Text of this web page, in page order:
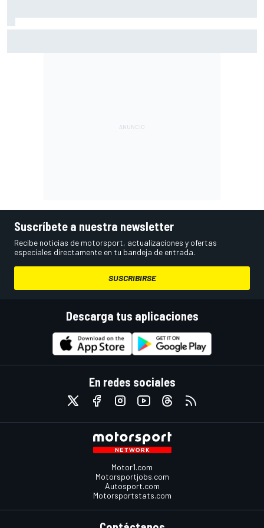
Suscríbete a nuestra newsletter
Recibe noticias de motorsport, actualizaciones y ofertas
especiales directamente en tu bandeja de entrada.
SUSCRIBIRSE
Descarga tus aplicaciones
En redes sociales
Motor1.com
Motorsportjobs.com
Autosport.com
Motorsportstats.com